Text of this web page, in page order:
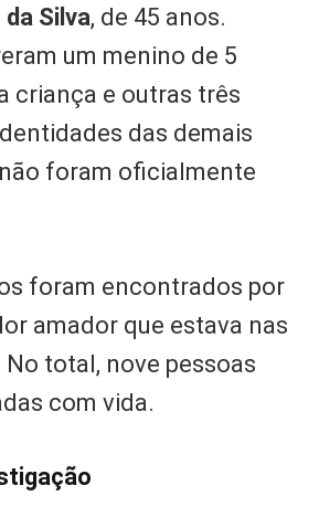
Silva, de 45 anos.
um menino de 5
criança e outras três
das demais
foram oficialmente
foram encontrados por
amador que estava nas
total, nove pessoas
com vida.